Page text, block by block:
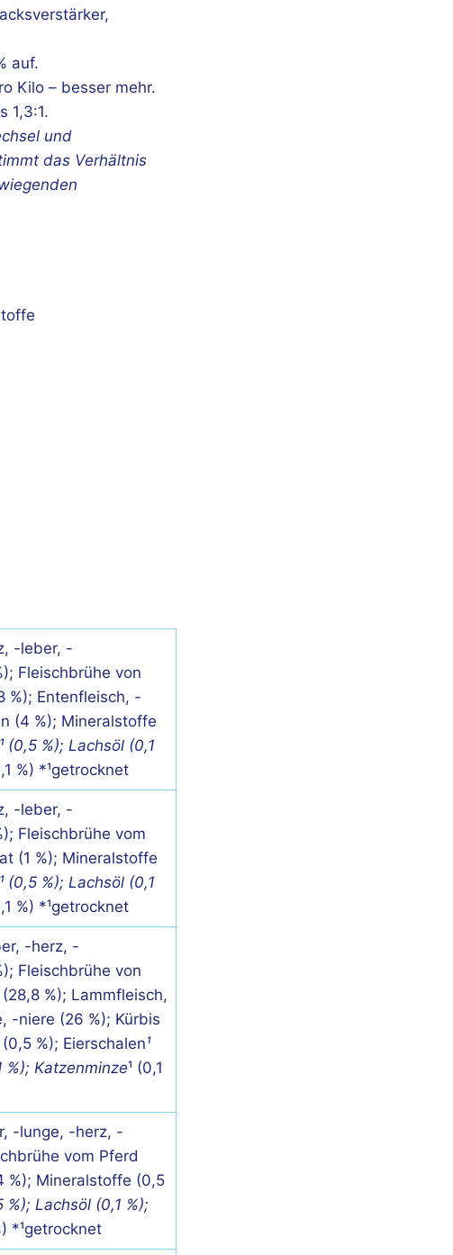
auf.
Kilo – besser mehr.
1,3:1.
und
das Verhältnis
-leber, -
Fleischbrühe von
%); Entenfleisch, -
(4 %); Mineralstoffe
¹ (0,5 %); Lachsöl (0,1
%) *¹getrocknet
-leber, -
Fleischbrühe vom
(1 %); Mineralstoffe
¹ (0,5 %); Lachsöl (0,1
%) *¹getrocknet
-herz, -
Fleischbrühe von
%); Lammfleisch,
-niere (26 %); Kürbis
%); Eierschalen¹
%); Katzenminze¹ (0,1
-lunge, -herz, -
vom Pferd
%); Mineralstoffe (0,5
%); Lachsöl (0,1 %);
*¹getrocknet